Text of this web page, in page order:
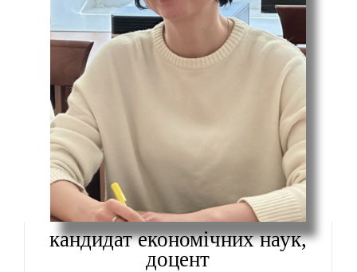
кандидат економічних наук,
доцент